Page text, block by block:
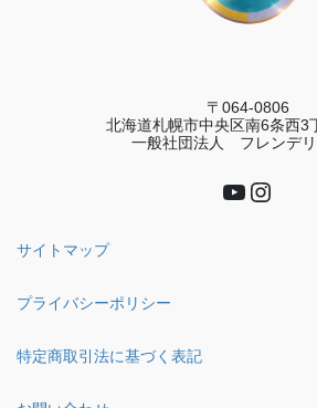
〒064-0806
北海道札幌市中央区南6条西3
一般社団法人 フレンデ
YouTube
サイトマップ
プライバシーポリシー
特定商取引法に基づく表記